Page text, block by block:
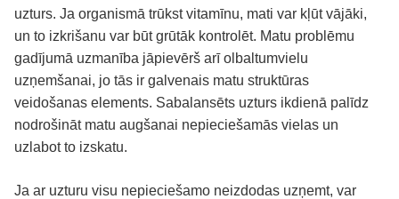
uzturs. Ja organismā trūkst vitamīnu, mati var kļūt vājāki,
un to izkrišanu var būt grūtāk kontrolēt. Matu problēmu
gadījumā uzmanība jāpievērš arī olbaltumvielu
uzņemšanai, jo tās ir galvenais matu struktūras
veidošanas elements. Sabalansēts uzturs ikdienā palīdz
nodrošināt matu augšanai nepieciešamās vielas un
uzlabot to izskatu.
Ja ar uzturu visu nepieciešamo neizdodas uzņemt, var